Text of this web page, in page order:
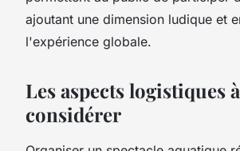
ajoutant une dimension ludique et
l'expérience globale.
Les aspects logistiques à
considérer